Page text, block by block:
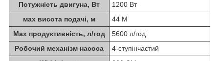
Потужність двигуна, Вт
1200 Вт
мах висота подачі, м
44 M
Мах продуктивність, л/год
5600 л/год
Робочий механізм насоса
4-ступінчастий